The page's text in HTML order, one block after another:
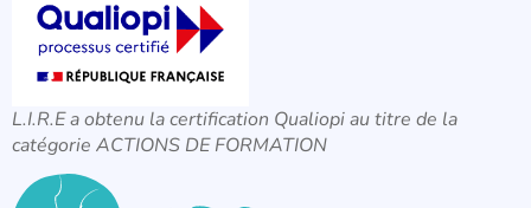
L.I.R.E a obtenu la certification Qualiopi au titre de la
catégorie ACTIONS DE FORMATION